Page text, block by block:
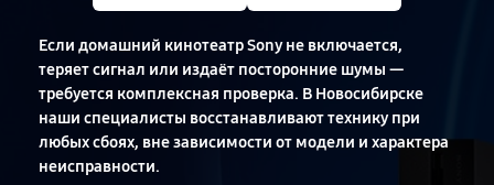
Если домашний кинотеатр Sony не включается,
теряет сигнал или издаёт посторонние шумы —
требуется комплексная проверка. В Новосибирске
наши специалисты восстанавливают технику при
любых сбоях, вне зависимости от модели и характера
неисправности.